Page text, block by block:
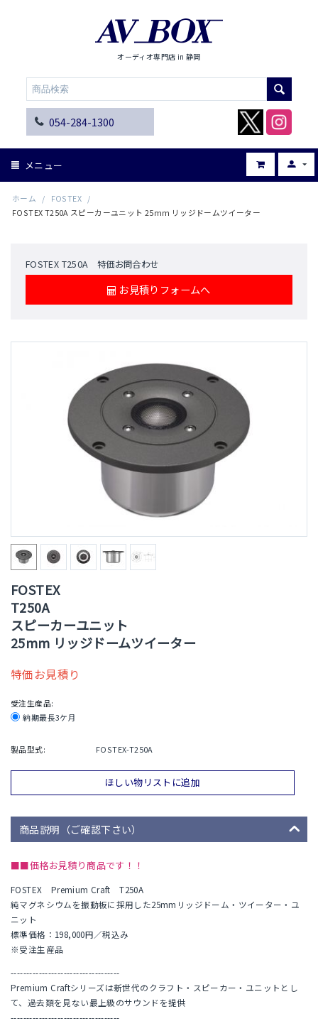
オーディオ専門店 in 静岡
054-284-1300
メニュー
ホーム / FOSTEX /
FOSTEX T250A スピーカーユニット 25mm リッジドームツイーター
FOSTEX T250A 特価お問合わせ
お見積りフォームへ
FOSTEX
T250A
スピーカーユニット
25mm リッジドームツイーター
特価お見積り
受注生産品:
納期最長3ケ月
製品型式: FOSTEX-T250A
ほしい物リストに追加
商品説明（ご確認下さい）
■■価格お見積り商品です！！
FOSTEX Premium Craft T250A
純マグネシウムを振動板に採用した25mmリッジドーム・ツイーター・ユ
ニット
標準価格：198,000円／税込み
※受注生産品
-----------------------------------
Premium Craftシリーズは新世代のクラフト・スピーカー・ユニットとし
て、過去類を見ない最上級のサウンドを提供
-----------------------------------